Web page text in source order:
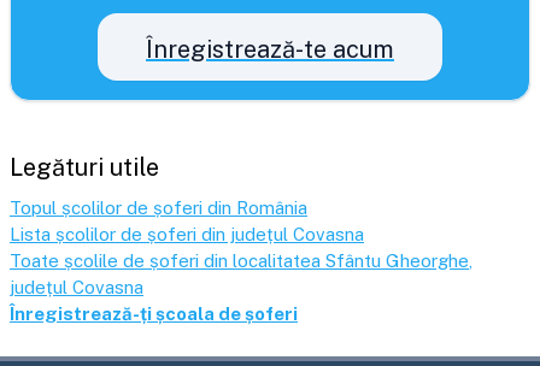
Înregistrează-te acum
Legături utile
Topul școlilor de șoferi din România
Lista școlilor de șoferi din județul Covasna
Toate școlile de șoferi din localitatea Sfântu Gheorghe
județul Covasna
Înregistrează-ți școala de șoferi